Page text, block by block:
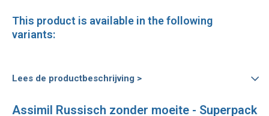
This product is available in the following
variants:
Lees de productbeschrijving >
Assimil Russisch zonder moeite - Superpack